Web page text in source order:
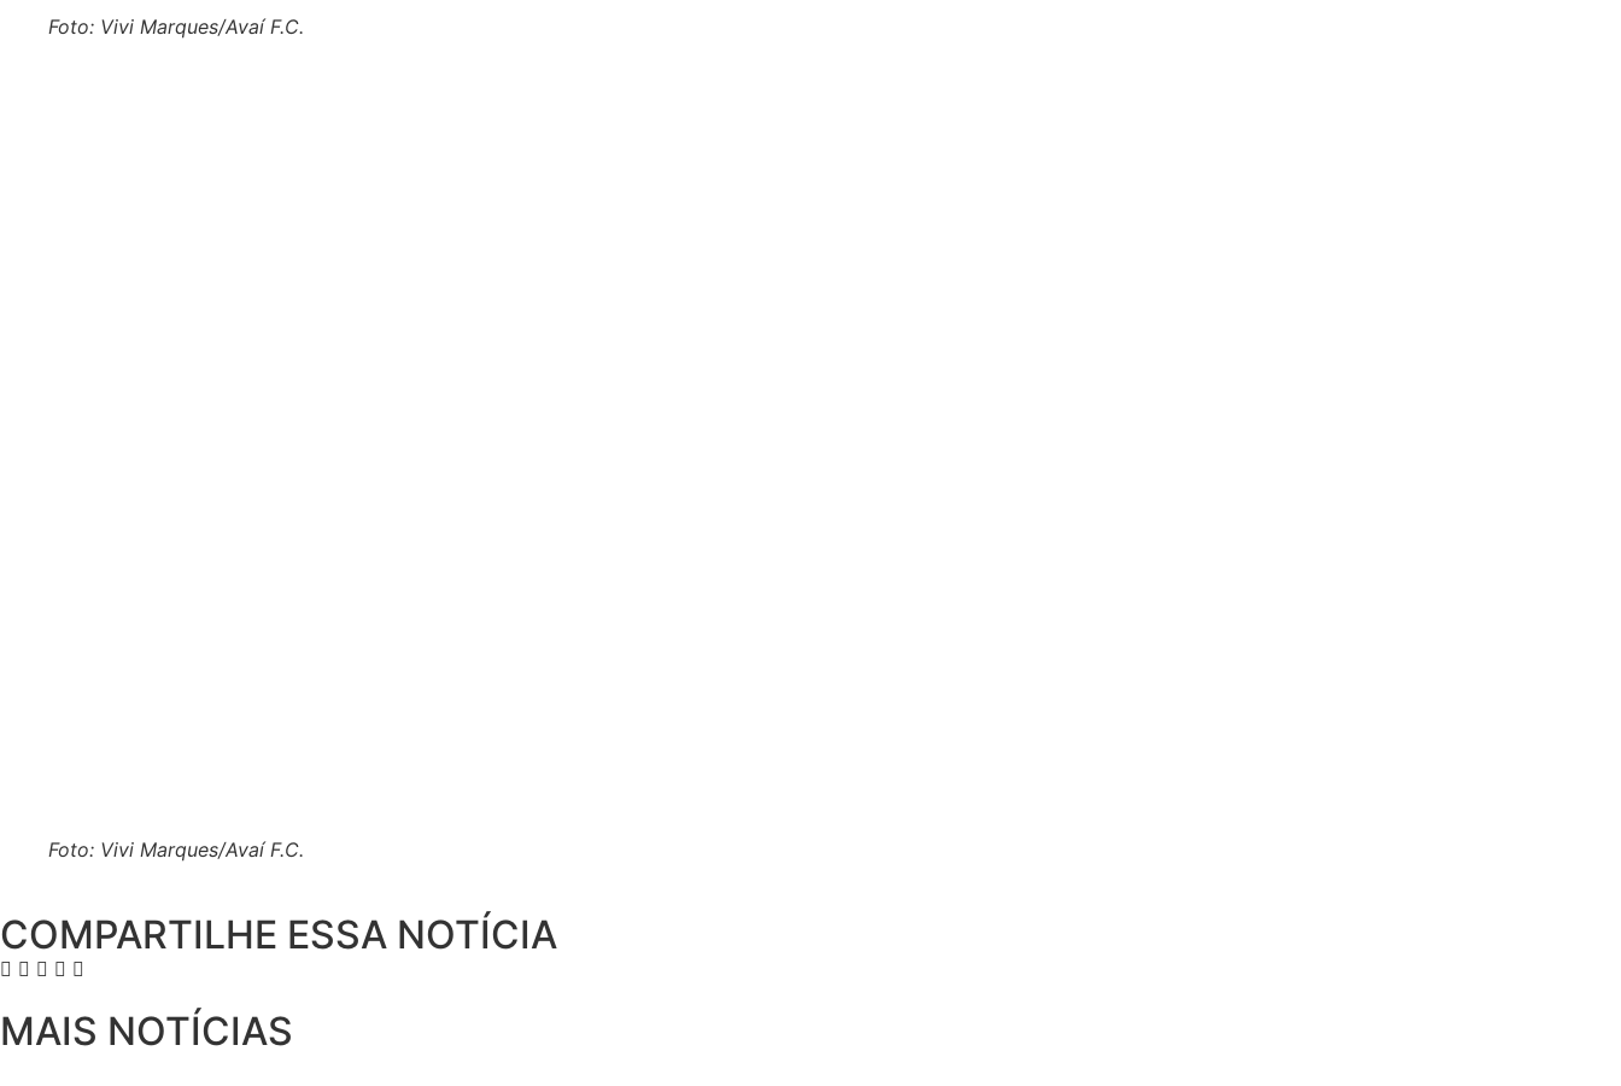
Foto: Vivi Marques/Avaí F.C.
Foto: Vivi Marques/Avaí F.C.
COMPARTILHE ESSA NOTÍCIA
MAIS NOTÍCIAS